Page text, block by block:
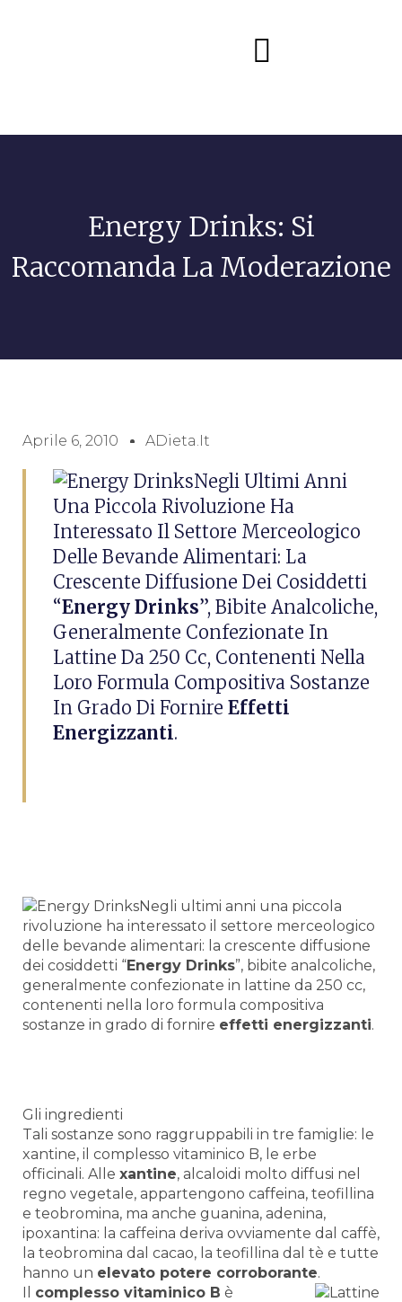
Energy Drinks: Si
Raccomanda La Moderazione
Aprile 6, 2010 ADieta.it
Negli Ultimi Anni
Una Piccola Rivoluzione Ha
Interessato Il Settore Merceologico
Delle Bevande Alimentari: La
Crescente Diffusione Dei Cosiddetti
“Energy Drinks”, Bibite Analcoliche,
Generalmente Confezionate In
Lattine Da 250 Cc, Contenenti Nella
Loro Formula Compositiva Sostanze
In Grado Di Fornire Effetti
Energizzanti.
Negli ultimi anni una piccola
rivoluzione ha interessato il settore merceologico
delle bevande alimentari: la crescente diffusione
dei cosiddetti “Energy Drinks”, bibite analcoliche,
generalmente confezionate in lattine da 250 cc,
contenenti nella loro formula compositiva
sostanze in grado di fornire effetti energizzanti.
Gli ingredienti
Tali sostanze sono raggruppabili in tre famiglie: le
xantine, il complesso vitaminico B, le erbe
officinali. Alle xantine, alcaloidi molto diffusi nel
regno vegetale, appartengono caffeina, teofillina
e teobromina, ma anche guanina, adenina,
ipoxantina: la caffeina deriva ovviamente dal caffè,
la teobromina dal cacao, la teofillina dal tè e tutte
hanno un elevato potere corroborante.
Il complesso vitaminico B è